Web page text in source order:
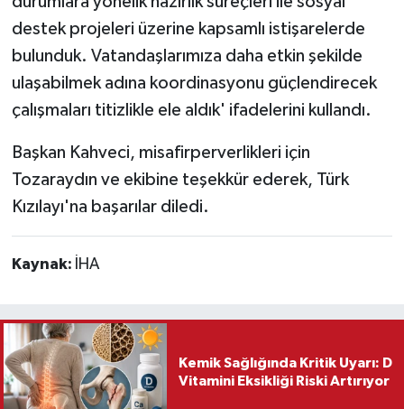
destek projeleri üzerine kapsamlı istişarelerde
bulunduk. Vatandaşlarımıza daha etkin şekilde
ulaşabilmek adına koordinasyonu güçlendirecek
çalışmaları titizlikle ele aldık' ifadelerini kullandı.
Başkan Kahveci, misafirperverlikleri için
Tozaraydın ve ekibine teşekkür ederek, Türk
Kızılayı'na başarılar diledi.
Kaynak: İHA
Kemik Sağlığında Kritik Uyarı: D
Vitamini Eksikliği Riski Artırıyor
Vasıta
Yaşam